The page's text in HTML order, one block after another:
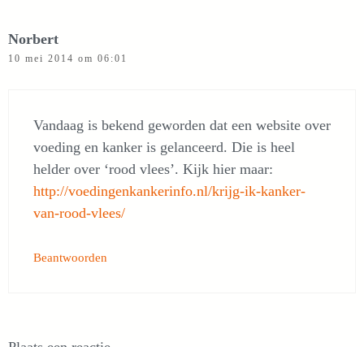
Norbert
10 mei 2014 om 06:01
Vandaag is bekend geworden dat een website over
voeding en kanker is gelanceerd. Die is heel
helder over ‘rood vlees’. Kijk hier maar:
http://voedingenkankerinfo.nl/krijg-ik-kanker-
van-rood-vlees/
Beantwoorden